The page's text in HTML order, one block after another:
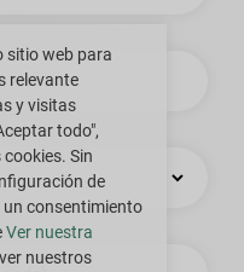
sitio web para
relevante
y visitas
todo",
cookies. Sin
de
consentimiento
Ver nuestra
nuestros